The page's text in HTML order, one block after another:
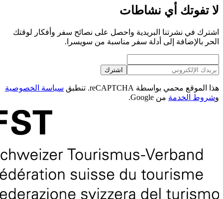
لا تفوتك أي نشاطات
اشترك في نشرتنا البريدية واحصل على نصائح سفر وأفكار لوقتك
الحر بالإضافة إلى أدلة سفر مناسبة من سويسرا.
اشترك
هذا الموقع محمي بواسطة reCAPTCHA. تنطبق
سياسة الخصوصية
وشروط الخدمة من Google.